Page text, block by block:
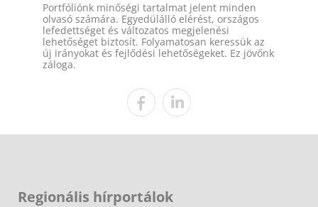
Portfóliónk minőségi tartalmat jelent minden
olvasó számára. Egyedülálló elérést, országos
lefedettséget és változatos megjelenési
lehetőséget biztosít. Folyamatosan keressük az
új irányokat és fejlődési lehetőségeket. Ez jövőnk
záloga.
Regionális hírportálok